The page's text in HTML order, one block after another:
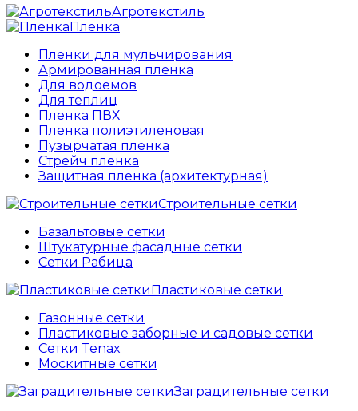
Агротекстиль
Пленка
Пленки для мульчирования
Армированная пленка
Для водоемов
Для теплиц
Пленка ПВХ
Пленка полиэтиленовая
Пузырчатая пленка
Cтрейч пленка
Защитная пленка (архитектурная)
Строительные сетки
Базальтовые сетки
Штукатурные фасадные сетки
Сетки Рабица
Пластиковые сетки
Газонные сетки
Пластиковые заборные и садовые сетки
Сетки Tenax
Москитные сетки
Заградительные сетки